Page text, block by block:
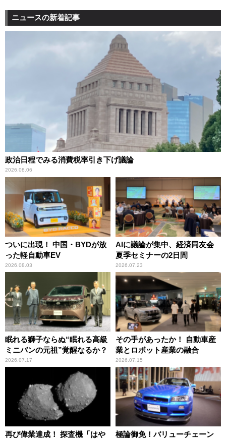
ニュースの新着記事
政治日程でみる消費税率引き下げ議論
2026.08.06
ついに出現！ 中国・BYDが放
った軽自動車EV
2026.08.03
AIに議論が集中、経済同友会
夏季セミナーの2日間
2026.07.23
眠れる獅子ならぬ“眠れる高級
ミニバンの元祖”覚醒なるか？
2026.07.17
その手があったか！ 自動車産
業とロボット産業の融合
2026.07.15
再び偉業達成！ 探査機「はや
極論御免！バリューチェーン